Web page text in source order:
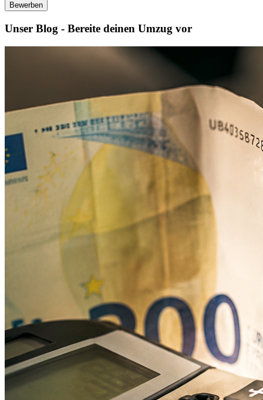
Bewerben
Unser Blog - Bereite deinen Umzug vor